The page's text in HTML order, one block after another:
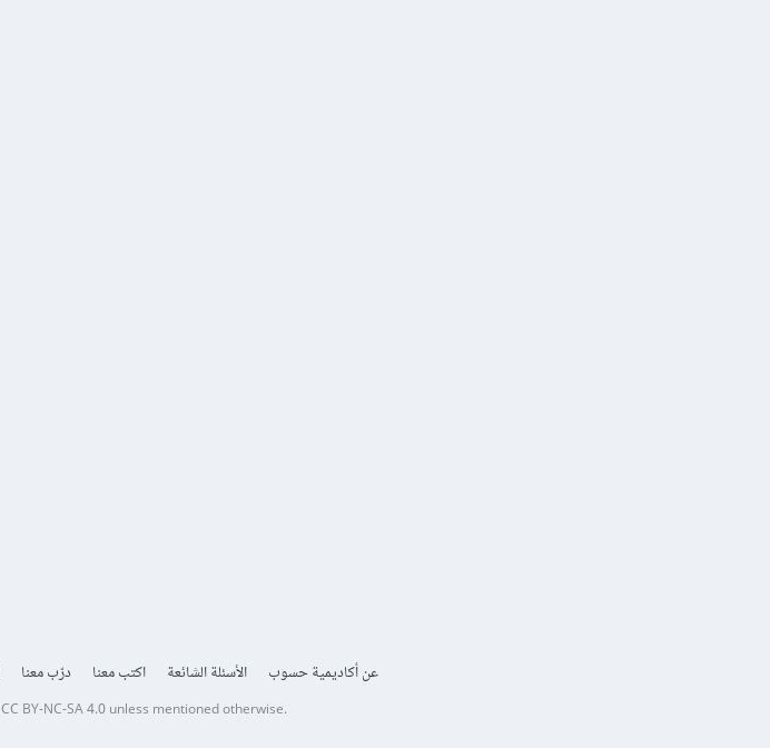
عن أكاديمية حسوب الأسئلة الشائعة اكتب معنا درّب معنا
CC BY-NC-SA 4.0unless mentioned otherwise.